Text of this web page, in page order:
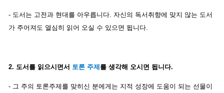
- 도서는 고전과 현대를 아우릅니다. 자신의 독서취향에 맞지 않는 도서
가 주어져도 열심히 읽어 오실 수 있으면 됩니다.
2. 도서를 읽으시면서 토론 주제 를 생각해 오시면 됩니다.
- 그 주의 토론주제를 맞히신 분에게는 지적 성장에 도움이 되는 선물이